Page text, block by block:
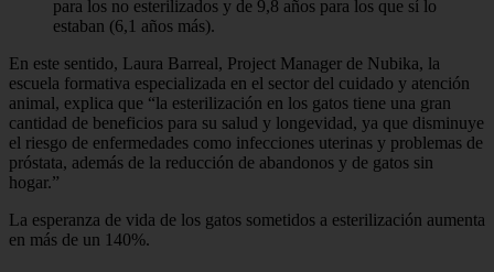
para los no esterilizados y de 9,8 años para los que sí lo
estaban (6,1 años más).
En este sentido, Laura Barreal, Project Manager de Nubika, la
escuela formativa especializada en el sector del cuidado y atención
animal, explica que “la esterilización en los gatos tiene una gran
cantidad de beneficios para su salud y longevidad, ya que disminuye
el riesgo de enfermedades como infecciones uterinas y problemas de
próstata, además de la reducción de abandonos y de gatos sin
hogar.”
La esperanza de vida de los gatos sometidos a esterilización aumenta
en más de un 140%.